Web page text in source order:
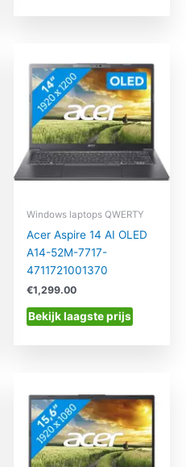
Windows laptops QWERTY
Acer Aspire 14 AI OLED
A14-52M-7717-
4711721001370
€1,299.00
Bekijk laagste prijs